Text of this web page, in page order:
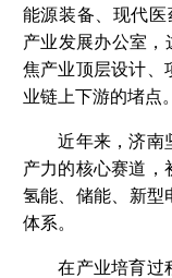
能源装备、现代
产业发展办公室
焦产业顶层设计、
业链上下游的堵点。
近年来，济南坚
产力的核心赛道，
氢能、储能、新型
体系。
在产业培育过程